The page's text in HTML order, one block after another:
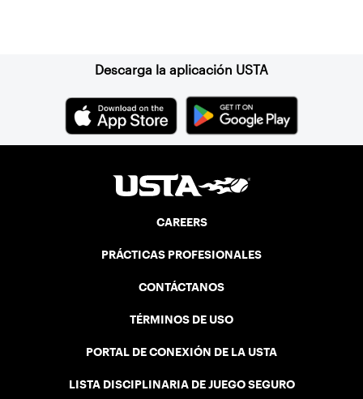
Descarga la aplicación USTA
CAREERS
PRÁCTICAS PROFESIONALES
CONTÁCTANOS
TÉRMINOS DE USO
PORTAL DE CONEXIÓN DE LA USTA
LISTA DISCIPLINARIA DE JUEGO SEGURO